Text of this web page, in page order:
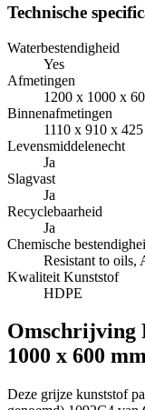
Technische
Waterbestendigheid
Yes
Afmetingen
1200 x 1000 x
Binnenafmetingen
1110 x 910 x
Levensmiddelenecht
Ja
Slagvast
Ja
Recyclebaarheid
Ja
Chemische
Resistant to oils,
Kwaliteit Kunststof
HDPE
Omschrijving
1000 x 600
Deze grijze kunststof